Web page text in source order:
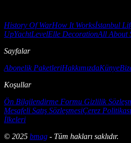
History Of WarHow It Worksİstanbul
UpYachtLevelElle DecorationAll About
Sayfalar
Abonelik PaketleriHakkımızdaKünye
Koşullar
Ön Bilgilendirme Formu Gizlilik
Mesafeli Satış SözleşmesiÇerez Politikası
İlkeleri
© 2025 bmag - Tüm hakları saklıdır.